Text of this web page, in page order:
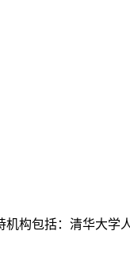
构包括：清华大学